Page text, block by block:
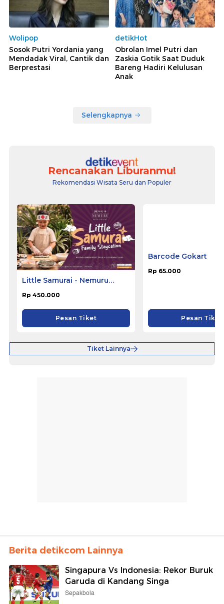
Wolipop
Sosok Putri Yordania yang
Mendadak Viral, Cantik dan
Berprestasi
detikHot
Obrolan Imel Putri dan
Zaskia Gotik Saat Duduk
Bareng Hadiri Kelulusan
Anak
Selengkapnya
Rencanakan Liburanmu!
Rekomendasi Wisata Seru dan Populer
Little Samurai - Nemuru
Rp 450.000
Pesan Tiket Pesan Tiket
Tiket Lainnya
Berita detikcom Lainnya
Singapura Vs Indonesia: Rekor Buruk
Garuda di Kandang Singa
Sepakbola